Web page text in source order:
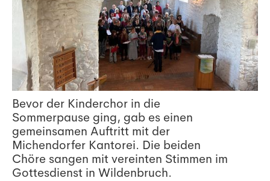
Bevor der Kinderchor in die
Sommerpause ging, gab es einen
gemeinsamen Auftritt mit der
Michendorfer Kantorei. Die beiden
Chöre sangen mit vereinten Stimmen im
Gottesdienst in Wildenbruch.